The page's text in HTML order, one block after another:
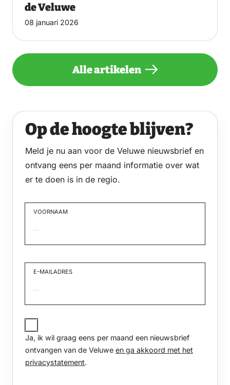
de Veluwe
08 januari 2026
Alle artikelen
Op de hoogte blijven?
Meld je nu aan voor de Veluwe nieuwsbrief en
ontvang eens per maand informatie over wat
er te doen is in de regio.
VOORNAAM
E-MAILADRES
JA,
IK
WIL
GRAAG
PER
Ja, ik wil graag eens per maand een nieuwsbrief
ontvangen van de Veluwe en ga akkoord met het
privacystatement.